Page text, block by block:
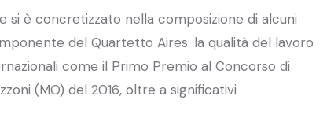
è concretizzato nella composizione di alcuni
del Quartetto Aires: la qualità del lavoro
come il Primo Premio al Concorso di
(MO) del 2016, oltre a significativi